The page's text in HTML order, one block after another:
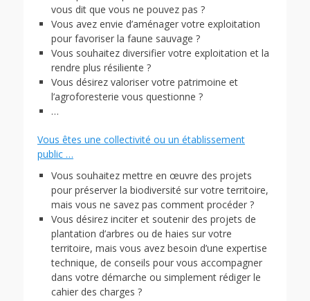
vous dit que vous ne pouvez pas ?
Vous avez envie d’aménager votre exploitation
pour favoriser la faune sauvage ?
Vous souhaitez diversifier votre exploitation et la
rendre plus résiliente ?
Vous désirez valoriser votre patrimoine et
l’agroforesterie vous questionne ?
…
Vous êtes une collectivité ou un établissement
public …
Vous souhaitez mettre en œuvre des projets
pour préserver la biodiversité sur votre territoire,
mais vous ne savez pas comment procéder ?
Vous désirez inciter et soutenir des projets de
plantation d’arbres ou de haies sur votre
territoire, mais vous avez besoin d’une expertise
technique, de conseils pour vous accompagner
dans votre démarche ou simplement rédiger le
cahier des charges ?